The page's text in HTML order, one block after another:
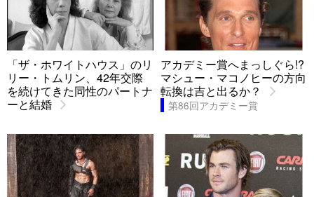
「ザ・ホワイトハウス」のリ
リー・トムリン、42年交際
を続けてきた同性のパートナ
ーと結婚
アカデミー賞へまっしぐら!?
マシュー・マコノヒーの方向
転換は吉と出るか？
第86回アカデミー賞